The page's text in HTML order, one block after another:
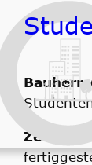
Bauherr
Zeitraum